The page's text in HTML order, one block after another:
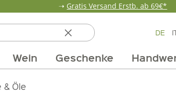
➝ Gratis Versand Erstb. ab 69€*
DE
Wein Geschenke
Erdbeerzeit
Getränke
& Öle